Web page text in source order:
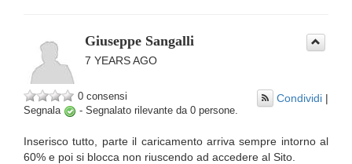
Giuseppe Sangalli
7 YEARS AGO
0 consensi
Segnala
- Segnalato rilevante da 0 persone.
Condividi |
Inserisco tutto, parte il caricamento arriva sempre intorno al
60% e poi si blocca non riuscendo ad accedere al Sito.